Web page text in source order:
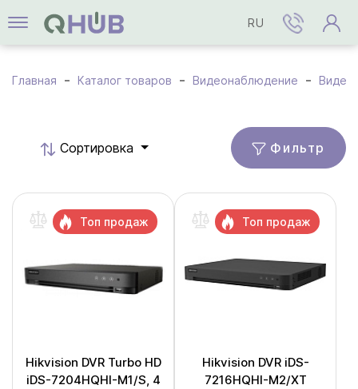
RU
Главная Каталог товаров Видеонаблюдение
Cортировка Фильтр
Hikvision DVR Turbo HD
iDS-7204HQHI-M1/S, 4
Топ продаж
Hikvision DVR iDS-
7216HQHI-M2/XT
Топ продаж